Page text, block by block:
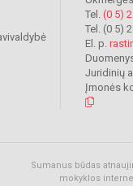
Tel. (0 5)
Tel. (0 5)
El. p.
Juridinių
Įmonės
Sumanus būdas
mokyklos